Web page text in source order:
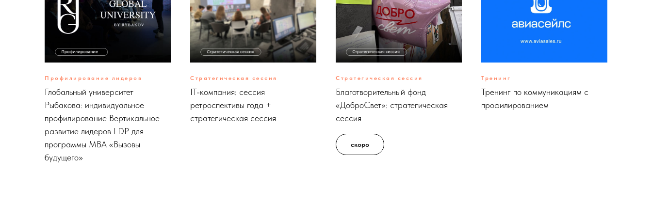
Профилирование лидеров
Глобальный университет
Рыбакова: индивидуальное
профилирование Вертикальное
развитие лидеров LDP для
программы MBA «Вызовы
будущего»
Стратегическая сессия
IT-компания: сессия
ретроспективы года +
стратегическая сессия
Стратегическая сессия
Благотворительный фонд
«ДоброСвет»: стратегическая
сессия
скоро
Тренинг
Тренинг по коммуникациям с
профилированием